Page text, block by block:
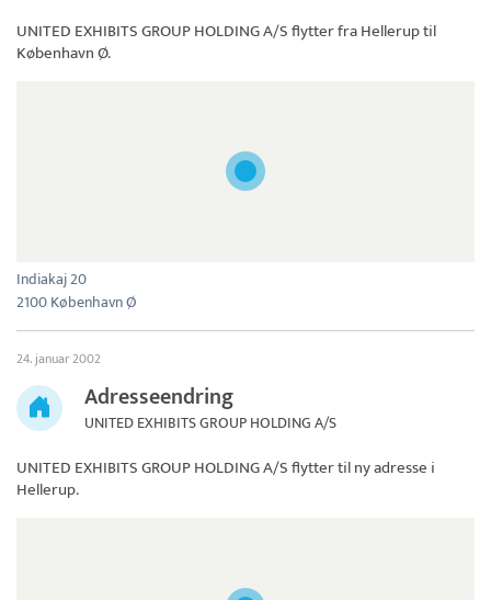
UNITED EXHIBITS GROUP HOLDING A/Sflytter fra Hellerup til
København Ø.
Indiakaj 20
2100 København Ø
24. januar 2002
Adresseendring
UNITED EXHIBITS GROUP HOLDING A/S
UNITED EXHIBITS GROUP HOLDING A/Sflytter til ny adresse i
Hellerup.